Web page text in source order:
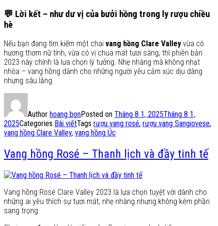
💬 Lời kết – như dư vị của bưởi hồng trong ly rượu chiều
hè
Nếu bạn đang tìm kiếm một chai vang hồng Clare Valley vừa có
hương thơm nữ tính, vừa có vị chua mát tươi sáng, thì phiên bản
2023 này chính là lựa chọn lý tưởng. Nhẹ nhàng mà không nhạt
nhòa – vang hồng dành cho những người yêu cảm xúc dịu dàng
nhưng sâu lắng.
Author hoang bonPosted on Tháng 8 1, 2025Tháng 8 1,
2025Categories Bài viếtTags rượu vang rosé, rượu vang Sangiovese,
vang hồng Clare Valley, vang hồng Úc
Vang hồng Rosé – Thanh lịch và đầy tinh tế
Vang hồng Rosé Clare Valley 2023 là lựa chọn tuyệt vời dành cho
những ai yêu thích sự tươi mát, nhẹ nhàng nhưng không kém phần
sang trọng.